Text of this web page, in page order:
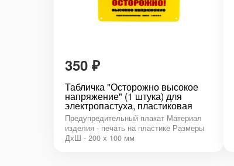
350 ₽
Табличка "Осторожно высокое
напряжение" (1 штука) для
электропастуха, пластиковая
Предупредительный плакат Материал
изделия - печать на пластике Размеры
ДхШ - 200 х 100 мм